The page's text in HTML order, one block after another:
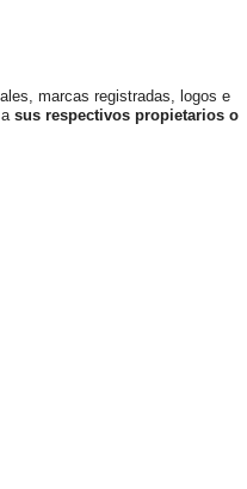
marcas registradas, logos e
sus respectivos propietarios o